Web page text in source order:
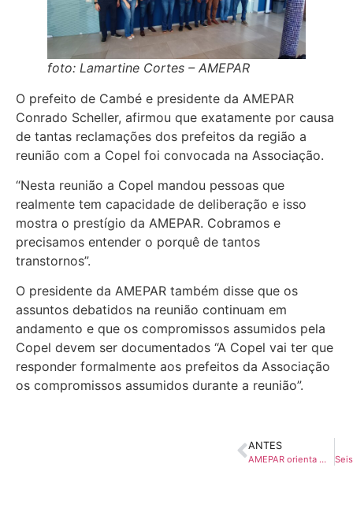
foto: Lamartine Cortes – AMEPAR
O prefeito de Cambé e presidente da AMEPAR
Conrado Scheller, afirmou que exatamente por causa
de tantas reclamações dos prefeitos da região a
reunião com a Copel foi convocada na Associação.
“Nesta reunião a Copel mandou pessoas que
realmente tem capacidade de deliberação e isso
mostra o prestígio da AMEPAR. Cobramos e
precisamos entender o porquê de tantos
transtornos”.
O presidente da AMEPAR também disse que os
assuntos debatidos na reunião continuam em
andamento e que os compromissos assumidos pela
Copel devem ser documentados “A Copel vai ter que
responder formalmente aos prefeitos da Associação
os compromissos assumidos durante a reunião”.
ANTES
AMEPAR orienta municípios sobre novos marcos regulatórios e agenda de fiscalização do TCE-PR para 2026